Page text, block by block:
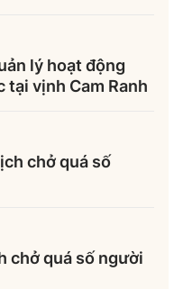
lý hoạt động
tại vịnh Cam Ranh
chở quá số
chở quá số người